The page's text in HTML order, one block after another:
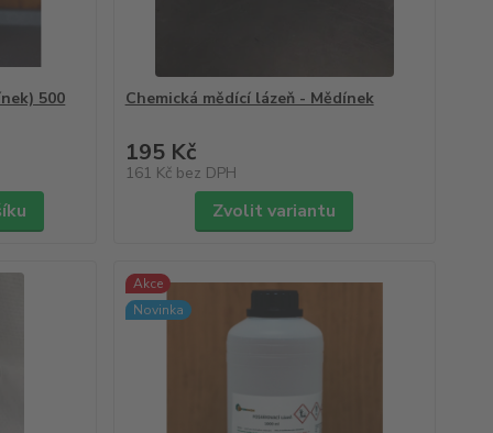
500
Chemická mědící lázeň - Mědínek
195 Kč
161 Kč bez DPH
Zvolit variantu
Akce
Novinka